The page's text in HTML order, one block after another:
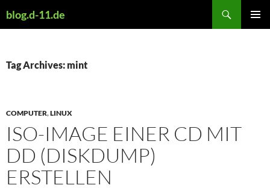
toblog.d-11.de
Tag Archives: mint
COMPUTER,LINUX
ISO-IMAGE EINER CD MIT
DD (DISKDUMP)
ERSTELLEN